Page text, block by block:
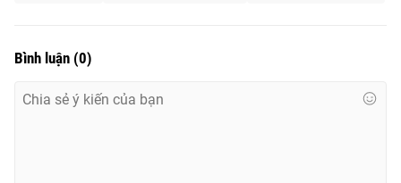
Bình luận (0)